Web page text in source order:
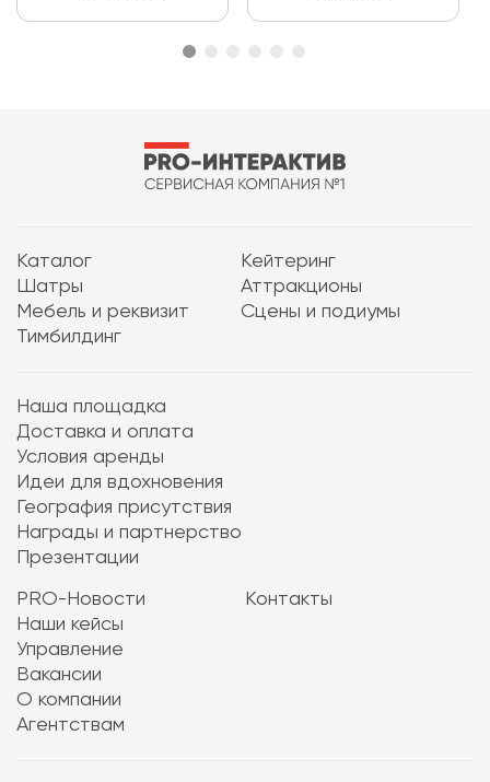
Каталог
Кейтеринг
Шатры
Аттракционы
Мебель и реквизит
Сцены и подиумы
Тимбилдинг
Наша площадка
Доставка и оплата
Условия аренды
Идеи для вдохновения
География присутствия
Награды и партнерство
Презентации
PRO-Новости
Наши кейсы
Управление
Вакансии
О компании
Агентствам
Контакты